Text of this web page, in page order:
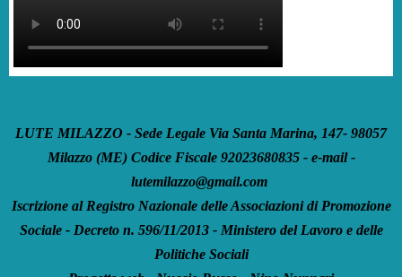
LUTE MILAZZO - Sede Legale Via Santa Marina, 147- 98057
Milazzo (ME) Codice Fiscale 92023680835 - e-mail -
lutemilazzo@gmail.com
Iscrizione al Registro Nazionale delle Associazioni di Promozione
Sociale - Decreto n. 596/11/2013 - Ministero del Lavoro e delle
Politiche Sociali